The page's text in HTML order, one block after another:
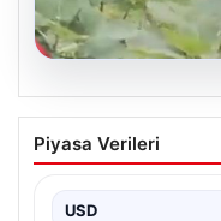
Trabzonlu
Yönelik Sıcak
Salah, bir reklam
Piyasa Verileri
USD